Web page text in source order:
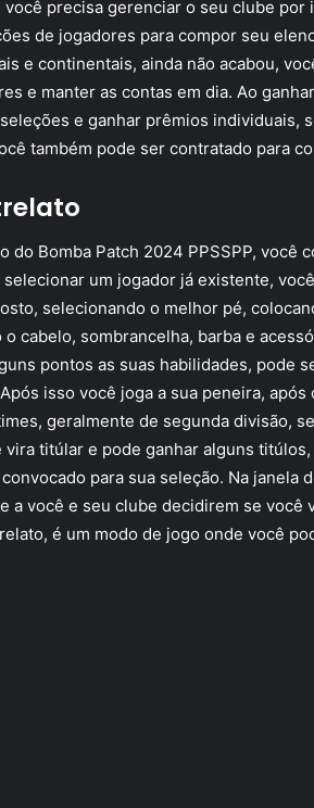
precisa gerenciar o seu clube por
de jogadores para compor seu
e continentais, ainda não acabou,
e manter as contas em dia. Ao
e ganhar prêmios individuais,
também pode ser contratado para
do Bomba Patch 2024 PPSSPP, você
um jogador já existente,
selecionando o melhor pé,
cabelo, sombrancelha, barba e
pontos as suas habilidades, pode
isso você joga a sua peneira,
geralmente de segunda divisão,
vira titúlar e pode ganhar alguns
para sua seleção. Na janela
a você e seu clube decidirem se você
é um modo de jogo onde você